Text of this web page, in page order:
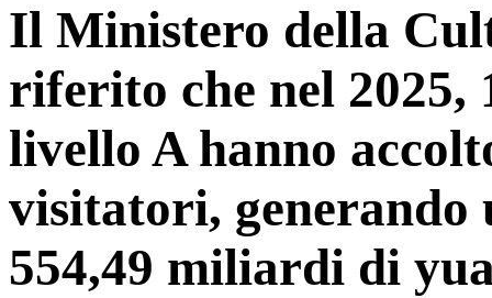
Il Ministero della
riferito che nel
livello A hanno
visitatori,
554,49 miliardi di